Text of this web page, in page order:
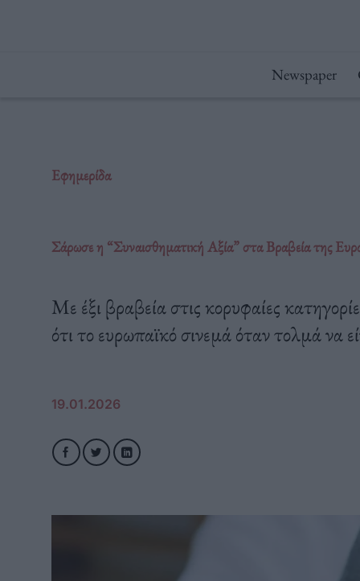
Newspaper
Εφημερίδα
Σάρωσε η “Συναισθηματική Αξία” στα Βραβεία της
Με έξι βραβεία στις κορυφαίες
ότι το ευρωπαϊκό σινεμά όταν τολμά να
19.01.2026